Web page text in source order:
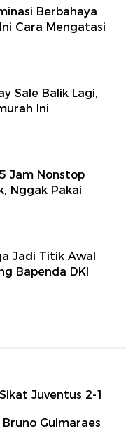
Berbahaya
Cara Mengatasi
Sale Balik Lagi,
Ini
Jam Nonstop
Nggak Pakai
Jadi Titik Awal
Bapenda DKI
Juventus 2-1
Guimaraes